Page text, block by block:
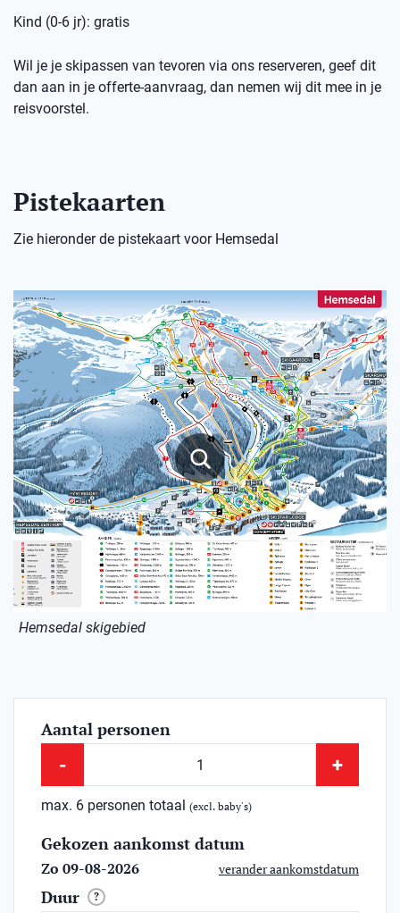
Kind (0-6 jr): gratis
Wil je je skipassen van tevoren via ons reserveren, geef dit
dan aan in je offerte-aanvraag, dan nemen wij dit mee in je
reisvoorstel.
Pistekaarten
Zie hieronder de pistekaart voor Hemsedal
Hemsedal skigebied
Aantal personen
- +
max. 6 personen totaal (excl. baby's)
Gekozen aankomst datum
Zo 09-08-2026 verander aankomstdatum
Duur ?